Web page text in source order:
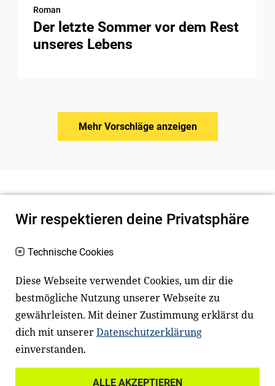
Roman
Der letzte Sommer vor dem Rest
unseres Lebens
Mehr Vorschläge anzeigen
Newsletter
Facebook LinkedIn
Wir respektieren deine Privatsphäre
Technische Cookies
Diese Webseite verwendet Cookies, um dir die
bestmögliche Nutzung unserer Webseite zu
gewährleisten. Mit deiner Zustimmung erklärst du
dich mit unsererDatenschutzerklärung
einverstanden.
ALLE AKZEPTIEREN